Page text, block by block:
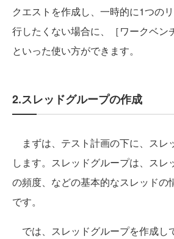
クエストを作成し、一時的に1つの
行したくない場合に、［ワークベン
といった使い方ができます。
2.スレッドグループの作成
まずは、テスト計画の下に、スレ
します。スレッドグループは、スレ
の頻度、などの基本的なスレッドの
です。
では、スレッドグループを作成し